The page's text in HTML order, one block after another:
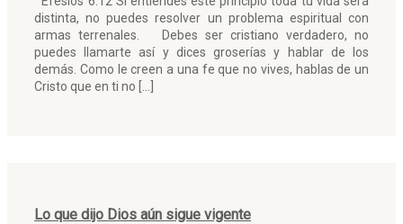
distinta, no puedes resolver un problema espiritual con
armas terrenales. Debes ser cristiano verdadero, no
puedes llamarte así y dices groserías y hablar de los
demás. Como le creen a una fe que no vives, hablas de un
Cristo que en ti no […]
Lo que dijo Dios aún sigue vigente